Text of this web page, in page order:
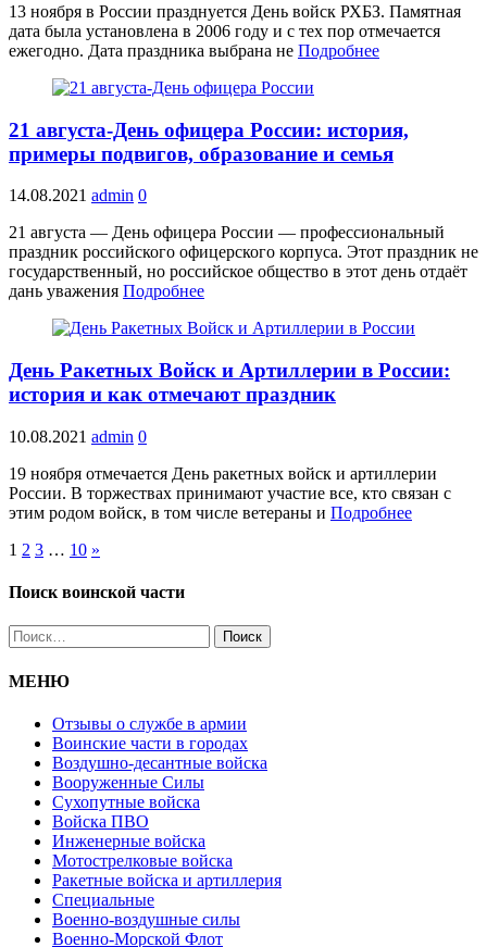
13 ноября в России празднуется День войск РХБЗ. Памятная
дата была установлена в 2006 году и с тех пор отмечается
ежегодно. Дата праздника выбрана не Подробнее
21 августа-День офицера России: история,
примеры подвигов, образование и семья
14.08.2021 admin 0
21 августа — День офицера России — профессиональный
праздник российского офицерского корпуса. Этот праздник не
государственный, но российское общество в этот день отдаёт
дань уважения Подробнее
День Ракетных Войск и Артиллерии в России:
история и как отмечают праздник
10.08.2021 admin 0
19 ноября отмечается День ракетных войск и артиллерии
России. В торжествах принимают участие все, кто связан с
этим родом войск, в том числе ветераны и Подробнее
1 2 3 … 10 »
Поиск воинской части
Найти:
МЕНЮ
Отзывы о службе в армии
Воинские части в городах
Воздушно-десантные войска
Вооруженные Cилы
Cухопутные войска
Войска ПВО
Инженерные войска
Мотострелковые войска
Ракетные войска и артиллерия
Специальные
Военно-воздушные силы
Военно-Морской Флот